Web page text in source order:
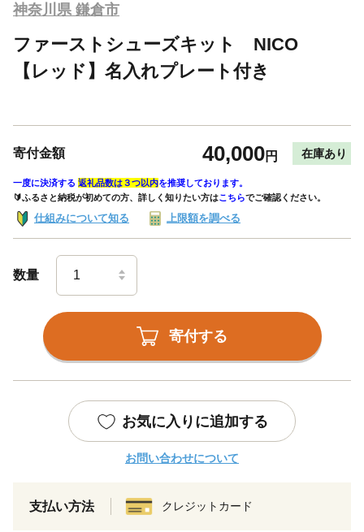
神奈川県 鎌倉市
ファーストシューズキット NICO
【レッド】名入れプレート付き
寄付金額 40,000円 在庫あり
一度に決済する 返礼品数は３つ以内を推奨しております。
🔰ふるさと納税が初めての方、詳しく知りたい方はこちらでご確認ください。
仕組みについて知る 上限額を調べる
数量
寄付する
お気に入りに追加する
お問い合わせについて
支払い方法 クレジットカード